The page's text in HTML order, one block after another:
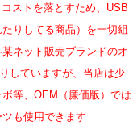
ストを落とすため、USB
りしてる商品）を一切組
ネット販売ブランドのオ
していますが、当店は少
等、OEM（廉価版） では
も使用できます